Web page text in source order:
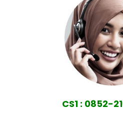
CS1 : 0852-